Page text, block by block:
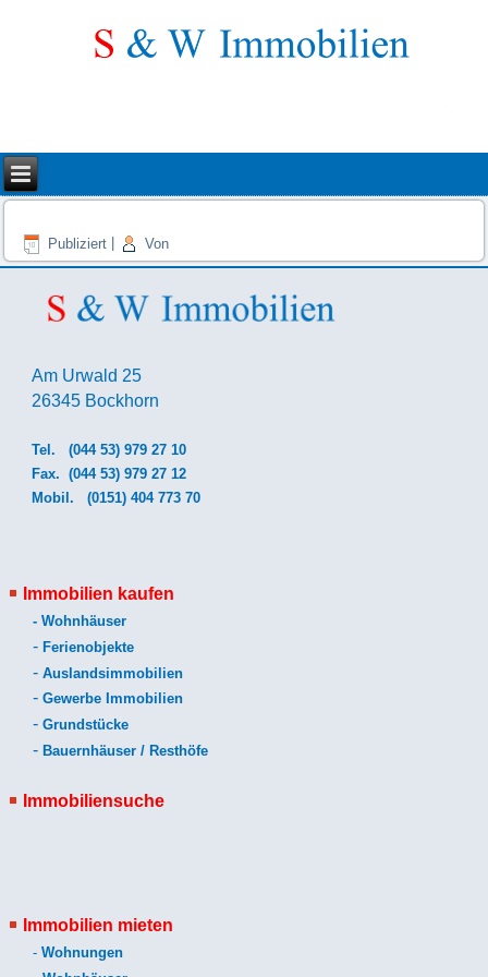
Publiziert Von
Am Urwald 25
26345 Bockhorn
Tel. (044 53) 979 27 10
Fax. (044 53) 979 27 12
Mobil. (0151) 404 773 70
Immobilien kaufen
- Wohnhäuser
- Ferienobjekte
- Auslandsimmobilien
- Gewerbe Immobilien
- Grundstücke
- Bauernhäuser / Resthöfe
Immobiliensuche
Immobilien mieten
- Wohnungen